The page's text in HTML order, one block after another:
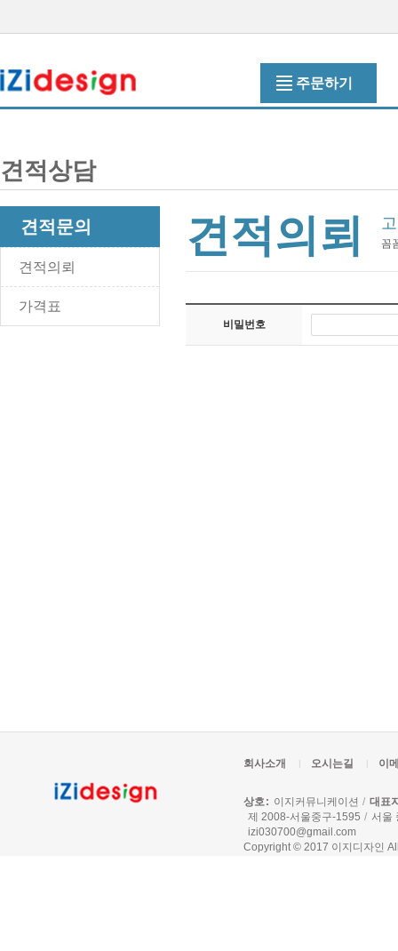
주문하기
견적상담
견적문의
견적의뢰
가격표
견적의뢰 꼼
비밀번호
회사소개 오시는길 이
상호 이지커뮤니케이션
대표
제 2008-서울중구-1595
서울
izi030700@gmail.com
Copyright © 2017 이지디자인